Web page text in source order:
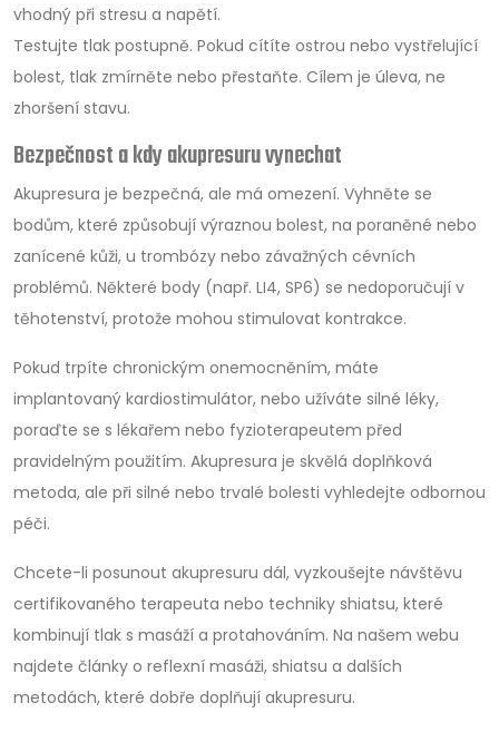
vhodný při stresu a napětí.
Testujte tlak postupně. Pokud cítíte ostrou nebo vystřelující
bolest, tlak zmírněte nebo přestaňte. Cílem je úleva, ne
zhoršení stavu.
Bezpečnost a kdy akupresuru vynechat
Akupresura je bezpečná, ale má omezení. Vyhněte se
bodům, které způsobují výraznou bolest, na poraněné nebo
zanícené kůži, u trombózy nebo závažných cévních
problémů. Některé body (např. LI4, SP6) se nedoporučují v
těhotenství, protože mohou stimulovat kontrakce.
Pokud trpíte chronickým onemocněním, máte
implantovaný kardiostimulátor, nebo užíváte silné léky,
poraďte se s lékařem nebo fyzioterapeutem před
pravidelným použitím. Akupresura je skvělá doplňková
metoda, ale při silné nebo trvalé bolesti vyhledejte odbornou
péči.
Chcete-li posunout akupresuru dál, vyzkoušejte návštěvu
certifikovaného terapeuta nebo techniky shiatsu, které
kombinují tlak s masáží a protahováním. Na našem webu
najdete články o reflexní masáži, shiatsu a dalších
metodách, které dobře doplňují akupresuru.